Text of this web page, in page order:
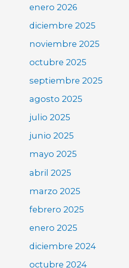
enero 2026
diciembre 2025
noviembre 2025
octubre 2025
septiembre 2025
agosto 2025
julio 2025
junio 2025
mayo 2025
abril 2025
marzo 2025
febrero 2025
enero 2025
diciembre 2024
octubre 2024